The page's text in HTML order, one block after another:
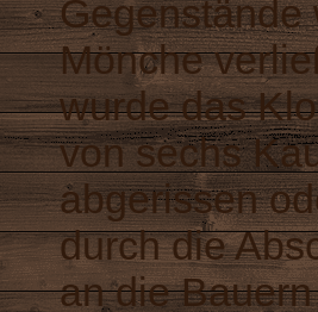
Gegenstände
Mönche
wurde das
von sechs
abgerissen
durch die
an die